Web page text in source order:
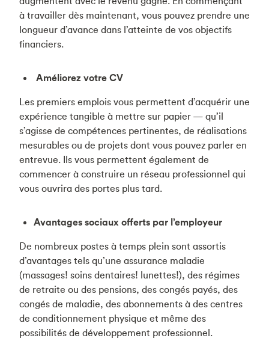
à travailler dès maintenant, vous pouvez prendre une
longueur d’avance dans l’atteinte de vos objectifs
financiers.
Améliorez votre CV
Les premiers emplois vous permettent d’acquérir une
expérience tangible à mettre sur papier — qu’il
s’agisse de compétences pertinentes, de réalisations
mesurables ou de projets dont vous pouvez parler en
entrevue. Ils vous permettent également de
commencer à construire un réseau professionnel qui
vous ouvrira des portes plus tard.
Avantages sociaux offerts par l’employeur
De nombreux postes à temps plein sont assortis
d’avantages tels qu’une assurance maladie
(massages! soins dentaires! lunettes!), des régimes
de retraite ou des pensions, des congés payés, des
congés de maladie, des abonnements à des centres
de conditionnement physique et même des
possibilités de développement professionnel.